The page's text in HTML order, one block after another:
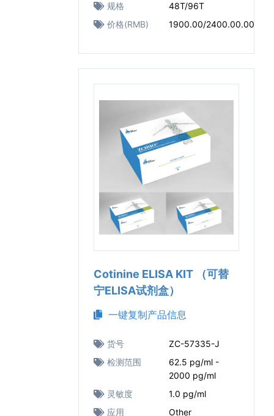
规格
48T/96T
价格(RMB)
1900.00/2400.00.00
Cotinine ELISA KIT （可替
宁ELISA试剂盒）
一键复制产品信息
货号
ZC-57335-J
检测范围
62.5 pg/ml -
2000 pg/ml
灵敏度
1.0 pg/ml
应用
Other